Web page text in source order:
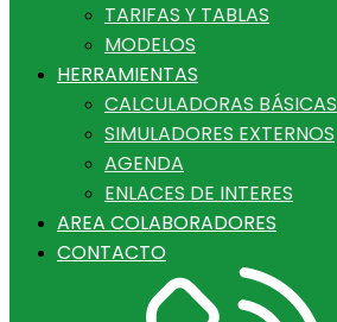
TARIFAS Y TABLAS
MODELOS
HERRAMIENTAS
CALCULADORAS BÁSICAS
SIMULADORES EXTERNOS
AGENDA
ENLACES DE INTERES
AREA COLABORADORES
CONTACTO